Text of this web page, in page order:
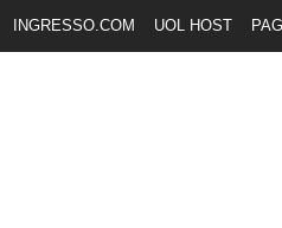
INGRESSO.COM UOL HOST